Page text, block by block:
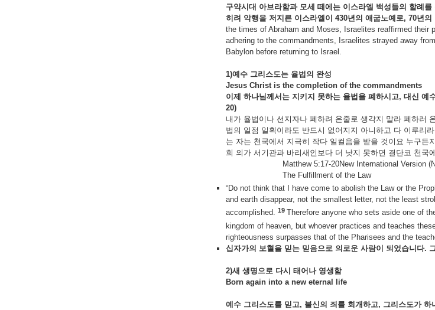
구약시대 아브라함과 모세 떼에는 이스라엘 백성들의 할례를
히려 악행을 저지른 이스라엘이 430년의 애굽노예로, 70년의
the times of Abraham and Moses, Israelites reaffirmed
adhering to the commandments, Israelites strayed away
Babylon before returning to Israel.
1)예수 그리스도는 율법의 완성
Jesus Christ is the completion of the commandments
이제 하나님께서는 지키지 못하는 율법을 폐하시고, 대신 예
20)
내가 율법이나 선지자나 폐하려 온줄로 생각지 말라 폐하러
법의 일점 일획이라도 반드시 없어지지 아니하고 다 이루리
는 자는 천국에서 지극히 작다 일컬음을 받을 것이요 누구
희 의가 서기관과 바리새인보다 더 낫지 못하면 결단코 천국
Matthew 5:17-20New International Version
The Fulfillment of the Law
“Do not think that I have come to abolish the Law or the
and earth disappear, not the smallest letter, not the least
accomplished. 19 Therefore anyone who sets aside one of
kingdom of heaven, but whoever practices and teaches
righteousness surpasses that of the Pharisees and the
십자가의 보혈을 믿는 믿음으로 의로운 사람이 되었습니다.
2)새 생명으로 다시 태어나 영생함
Born again into a new eternal life
예수 그리스도를 믿고, 불신의 죄를 회개하고, 그리스도가 하